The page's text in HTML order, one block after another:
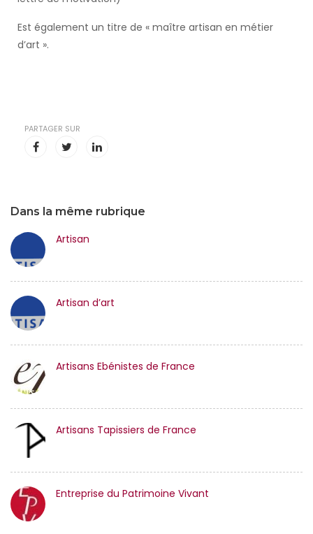
Dans la même rubrique
Artisan
Artisan d’art
Artisans Ebénistes de France
Artisans Tapissiers de France
Entreprise du Patrimoine Vivant
Est également un titre de « maître artisan en métier
d’art ».
PARTAGER SUR